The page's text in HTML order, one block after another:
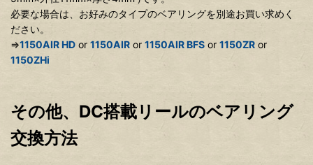
必要な場合は、お好みのタイプのベアリングを別途お買い求めく
ださい。
⇒1150AIR HD or 1150AIR or 1150AIR BFS or 1150ZR or
1150ZHi
その他、DC搭載リールのベアリング
交換方法